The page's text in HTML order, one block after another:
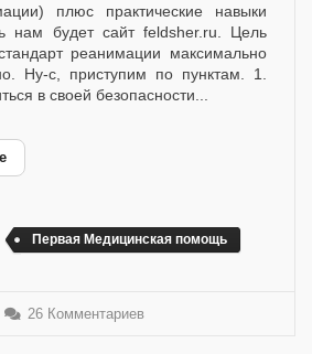
плюс практические навыки
нам будет сайт feldsher.ru. Цель
реанимации максимально
Ну-с, приступим по пунктам. 1.
в своей безопасности...
Первая Медицинская помощь
26 Комментариев